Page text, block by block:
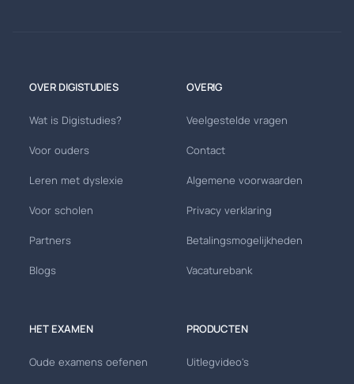
OVER DIGISTUDIES
Wat is Digistudies?
Voor ouders
Leren met dyslexie
Voor scholen
Partners
Blogs
OVERIG
Veelgestelde vragen
Contact
Algemene voorwaarden
Privacy verklaring
Betalingsmogelijkheden
Vacaturebank
HET EXAMEN
Oude examens oefenen
PRODUCTEN
Uitlegvideo's